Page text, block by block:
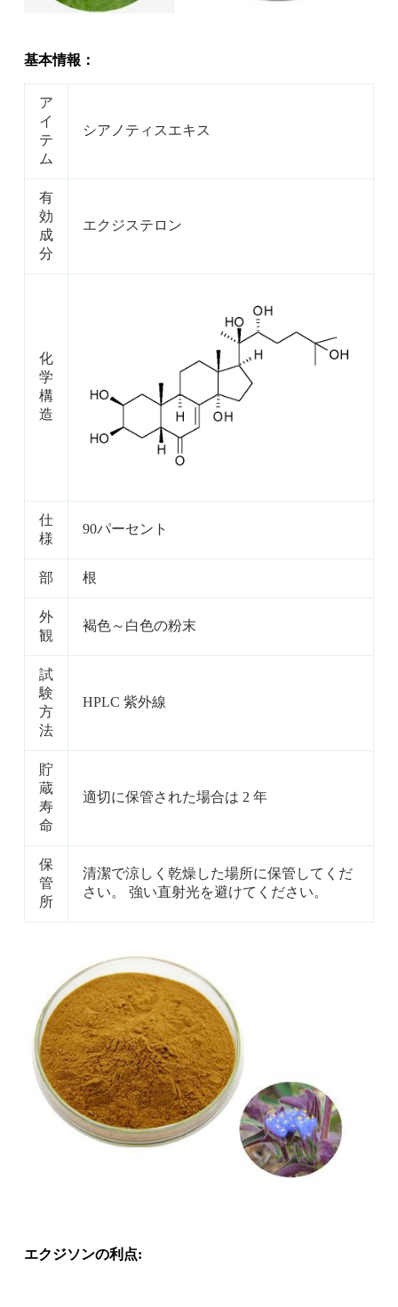
基本情報：
ア
イ
テ
ム
シアノティスエキス
有
効
成
分
エクジステロン
化
学
構
造
仕
様
90パーセント
部 根
外
観
褐色～白色の粉末
試
験
方
法
HPLC 紫外線
貯
蔵
寿
命
適切に保管された場合は 2 年
保
管
所
清潔で涼しく乾燥した場所に保管してくだ
さい。 強い直射光を避けてください。
エクジソンの利点: